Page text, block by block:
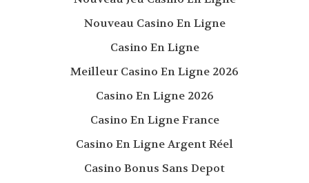
Nouveau Casino En Ligne
Casino En Ligne
Meilleur Casino En Ligne 2026
Casino En Ligne 2026
Casino En Ligne France
Casino En Ligne Argent Réel
Casino Bonus Sans Depot